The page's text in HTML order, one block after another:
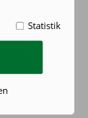
Statistik